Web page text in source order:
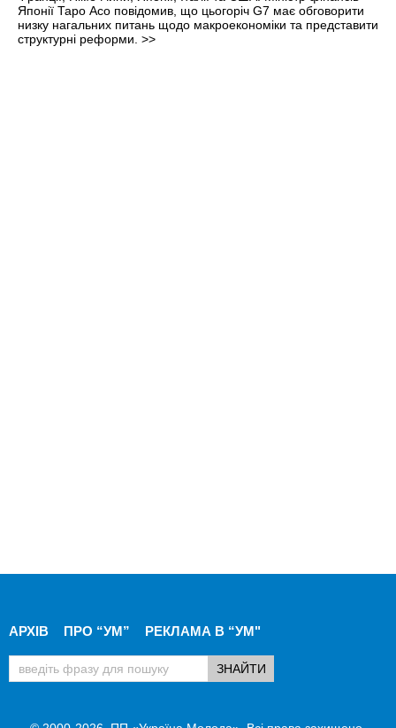
Японії Таро Асо повідомив, що цьогоріч G7 має обговорити
низку нагальних питань щодо макроекономіки та представити
структурні реформи. >>
АРХІВ ПРО “УМ” РЕКЛАМА В “УМ"